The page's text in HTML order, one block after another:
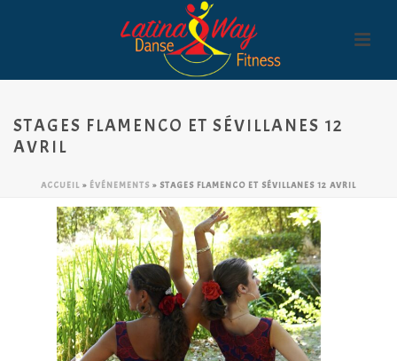
STAGES FLAMENCO ET SÉVILLANES 12
AVRIL
ACCUEIL » ÉVÉNEMENTS » STAGES FLAMENCO ET SÉVILLANES 12 AVRIL